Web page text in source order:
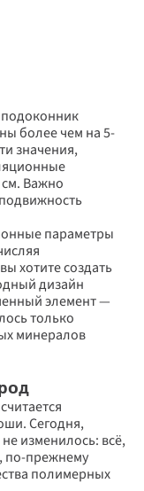
более чем на 5-
значения,
Важно
параметры
хотите создать
дизайн
элемент —
только
минералов
Сегодня,
изменилось: всё,
по-прежнему
полимерных